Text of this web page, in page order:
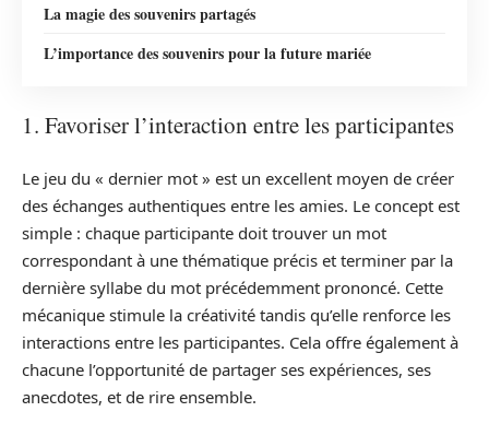
La magie des souvenirs partagés
L’importance des souvenirs pour la future mariée
1. Favoriser l’interaction entre les participantes
Le jeu du « dernier mot » est un excellent moyen de créer
des échanges authentiques entre les amies. Le concept est
simple : chaque participante doit trouver un mot
correspondant à une thématique précis et terminer par la
dernière syllabe du mot précédemment prononcé. Cette
mécanique stimule la créativité tandis qu’elle renforce les
interactions entre les participantes. Cela offre également à
chacune l’opportunité de partager ses expériences, ses
anecdotes, et de rire ensemble.